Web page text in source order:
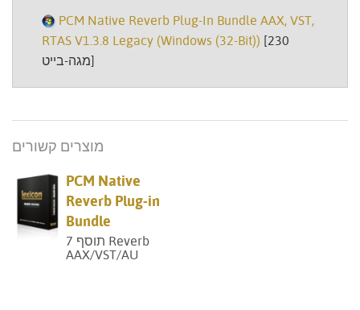
PCM Native Reverb Plug-In Bundle AAX, VST,
RTAS V1.3.8 Legacy (Windows (32-Bit)) [230
מגה-בייט]
מוצרים קשורים
PCM Native
Reverb Plug-in
Bundle
7 תוסף Reverb
AAX/VST/AU